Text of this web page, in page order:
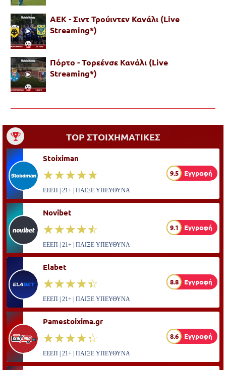
ΑΕΚ - Σιντ Τρούιντεν Κανάλι (Live
Streaming*)
Πόρτο - Τορεένσε Κανάλι (Live
Streaming*)
TOP ΣΤΟΙΧΗΜΑΤΙΚΕΣ
Stoiximan
☆☆☆☆☆
★★★★★ 9.5 Εγγραφή
ΕΕΕΠ | 21+ | ΠΑΙΞΕ ΥΠΕΥΘΥΝΑ
Novibet
☆☆☆☆☆
★★★★★ 9.1 Εγγραφή
ΕΕΕΠ | 21+ | ΠΑΙΞΕ ΥΠΕΥΘΥΝΑ
Elabet
☆☆☆☆☆
★★★★★ 8.8 Εγγραφή
ΕΕΕΠ | 21+ | ΠΑΙΞΕ ΥΠΕΥΘΥΝΑ
Pamestoixima.gr
☆☆☆☆☆
★★★★★ 8.6 Εγγραφή
ΕΕΕΠ | 21+ | ΠΑΙΞΕ ΥΠΕΥΘΥΝΑ